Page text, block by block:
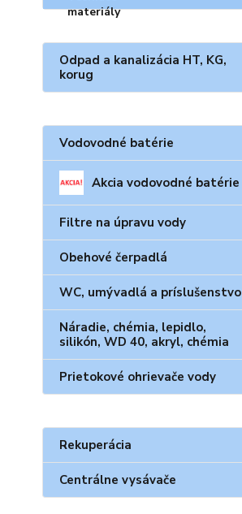
Odpad a kanalizácia HT, KG,
korug
Vodovodné batérie
Akcia vodovodné batérie
Filtre na úpravu vody
Obehové čerpadlá
WC, umývadlá a príslušenstvo
Náradie, chémia, lepidlo,
silikón, WD 40, akryl, chémia
Prietokové ohrievače vody
Rekuperácia
Centrálne vysávače